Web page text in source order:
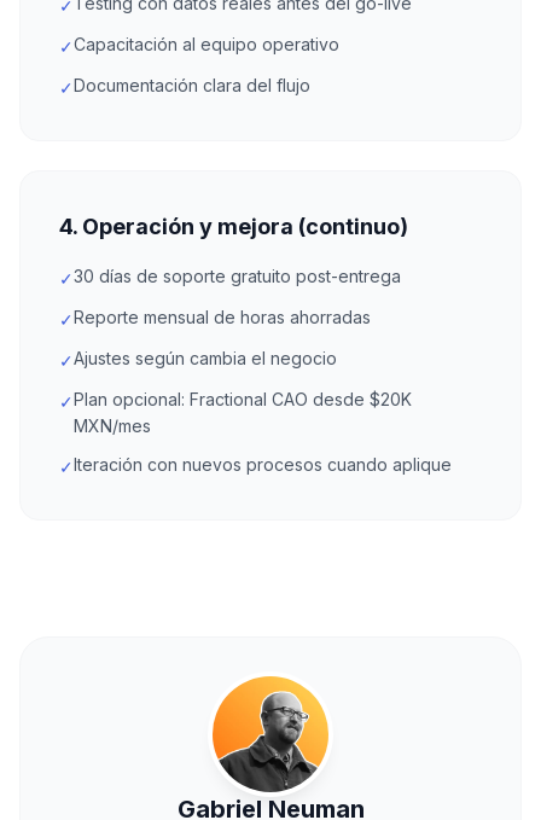
✓
✓Capacitación al equipo operativo
✓Documentación clara del flujo
4. Operación y mejora (continuo)
✓30 días de soporte gratuito post-entrega
✓Reporte mensual de horas ahorradas
✓Ajustes según cambia el negocio
✓Plan opcional: Fractional CAO desde $20K
MXN/mes
✓Iteración con nuevos procesos cuando aplique
Gabriel Neuman